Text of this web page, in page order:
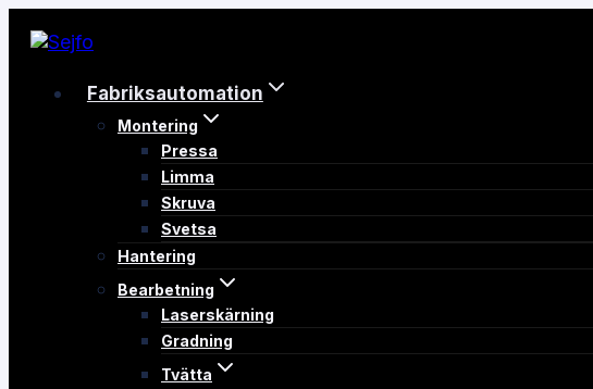
Fabriksautomation
Montering
Pressa
Limma
Skruva
Svetsa
Hantering
Bearbetning
Laserskärning
Gradning
Tvätta